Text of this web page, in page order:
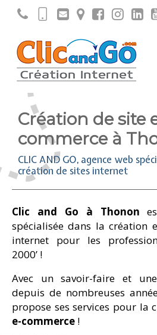
Création de site
commerce à
CLIC AND GO, agence web
création de sites internet
Clic and Go à Thonon
spécialisée dans la création
internet pour les
2000’ !
Avec un savoir-faire et
depuis de nombreuses
propose ses services pour la
e-commerce !